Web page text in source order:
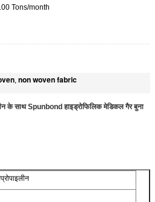
Tons/month
, non woven fabric
के साथ Spunbond हाइड्रोफिलिक मेडिकल गैर बुना